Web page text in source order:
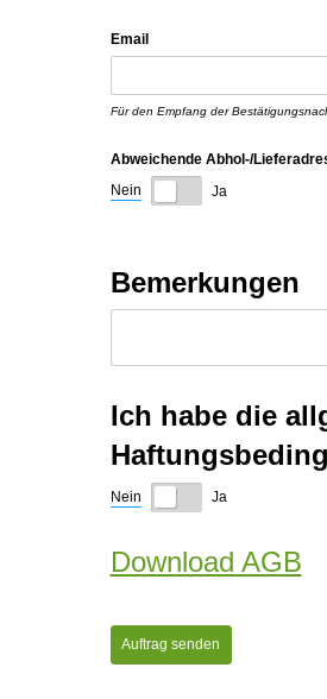
Email
Für den Empfang der
Abweichende Abhol-/​
Nein
Ja
Bemerkungen
Ich habe die
Nein Ja
Download AGB
Auftrag senden